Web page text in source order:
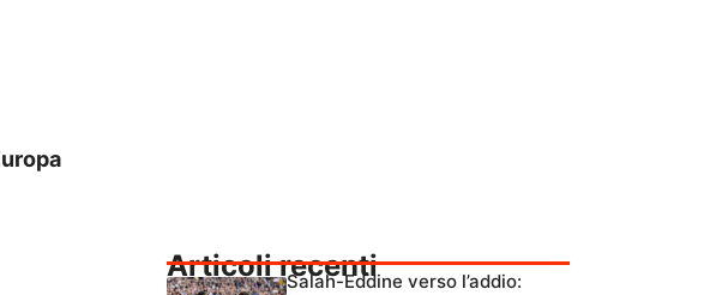
Articoli recentiSalah-Eddine verso l’addio: